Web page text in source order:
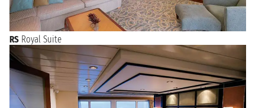
RS Royal Suite